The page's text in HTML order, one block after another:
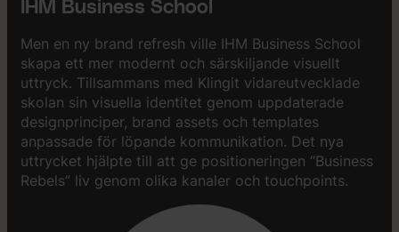
IHM Business School
Men en ny brand refresh ville IHM Business School
skapa ett mer modernt och särskiljande visuellt
uttryck. Tillsammans med Klingit vidareutvecklade
skolan sin visuella identitet genom uppdaterade
designprinciper, brand assets och templates
anpassade för löpande kommunikation. Det nya
uttrycket hjälpte till att ge positioneringen “Business
Rebels” liv genom olika kanaler och touchpoints.